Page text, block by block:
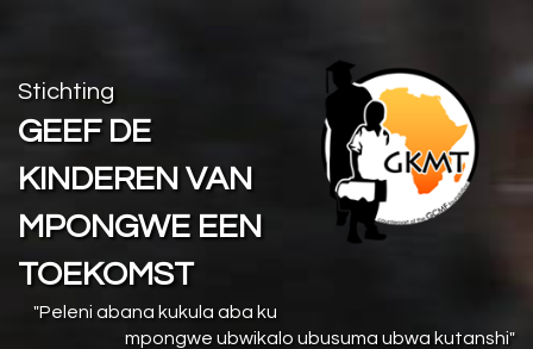
Stichting
GEEF DE
KINDEREN VAN
MPONGWE EEN
TOEKOMST
"Peleni abana kukula aba ku
mpongwe ubwikalo ubusuma ubwa kutanshi"